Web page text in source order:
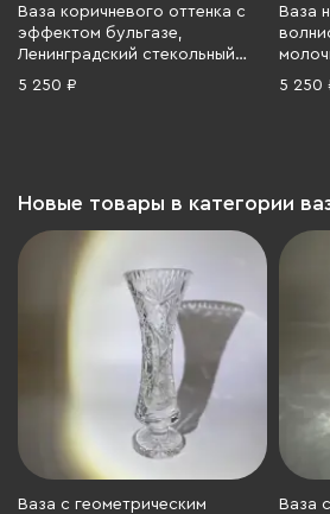
Ваза коричневого оттенка с
эффектом бульгазе,
Ленинградский стекольный
комбинат «Победа» (Колпино),
5 250 ₽
Ваза
1990
5 250
Новые товары в категории
Ваза с геометрическим
Ваза